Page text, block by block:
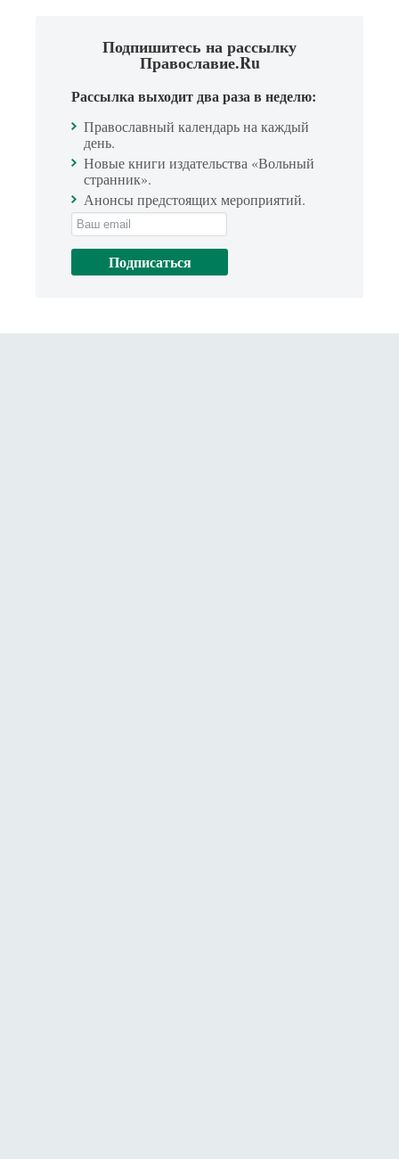
Подпишитесь на рассылку
Православие.Ru
Рассылка выходит два раза в неделю:
Православный календарь на каждый
день.
Новые книги издательства «Вольный
странник».
Анонсы предстоящих мероприятий.